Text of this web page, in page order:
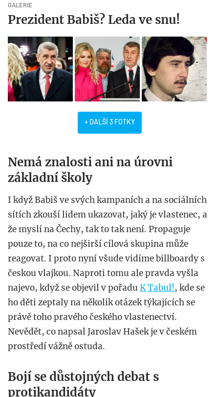
GALERIE
Prezident Babiš? Leda ve snu!
+ DALŠÍ 3 FOTKY
Nemá znalosti ani na úrovni
základní školy
I když Babiš ve svých kampaních a na sociálních
sítích zkouší lidem ukazovat, jaký je vlastenec, a
že myslí na Čechy, tak to tak není. Propaguje
pouze to, na co nejširší cílová skupina může
reagovat. I proto nyní všude vidíme billboardy s
českou vlajkou. Naproti tomu ale pravda vyšla
najevo, když se objevil v pořadu K Tabul!, kde se
ho děti zeptaly na několik otázek týkajících se
právě toho pravého českého vlastenectví.
Nevědět, co napsal Jaroslav Hašek je v českém
prostředí vážně ostuda.
Bojí se důstojných debat s
protikandidáty